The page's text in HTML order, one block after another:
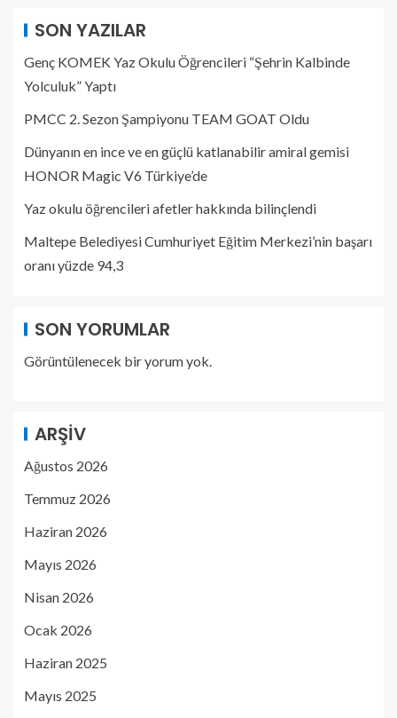
SON YAZILAR
Genç KOMEK Yaz Okulu Öğrencileri “Şehrin Kalbinde
Yolculuk” Yaptı
PMCC 2. Sezon Şampiyonu TEAM GOAT Oldu
Dünyanın en ince ve en güçlü katlanabilir amiral gemisi
HONOR Magic V6 Türkiye’de
Yaz okulu öğrencileri afetler hakkında bilinçlendi
Maltepe Belediyesi Cumhuriyet Eğitim Merkezi’nin başarı
oranı yüzde 94,3
SON YORUMLAR
Görüntülenecek bir yorum yok.
ARŞIV
Ağustos 2026
Temmuz 2026
Haziran 2026
Mayıs 2026
Nisan 2026
Ocak 2026
Haziran 2025
Mayıs 2025